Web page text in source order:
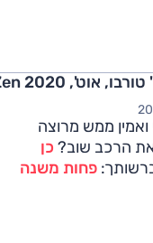
הרכב שוב? כן
פחות משנה